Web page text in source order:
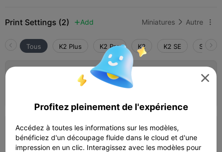
Print Settings (2)  Add Miniatures  Autre 
Tous K2 Plus K2 Pro K2 K2 SE
0.1mm layer, 4 walls, 15% infill
0.2mm layer, 2 walls, 15% infill
 47m 07s  1 plates  10.71g

Profitez pleinement de l'expérience
Accédez à toutes les informations sur les modèles,
bénéficiez d'un découpage fluide dans le cloud et d'une
impression en un clic. Interagissez avec les modèles pour